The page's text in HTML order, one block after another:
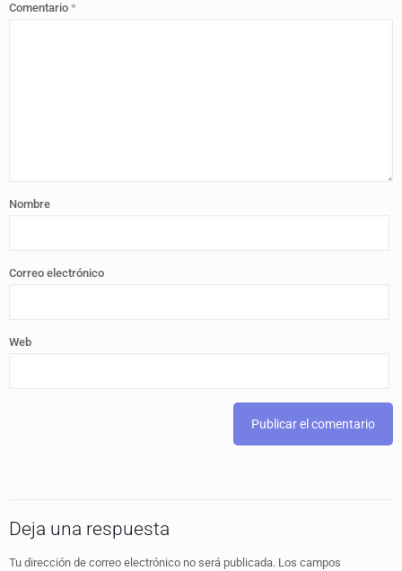
Comentario *
Nombre
Correo electrónico
Web
Deja una respuesta
Tu dirección de correo electrónico no será publicada. Los campos